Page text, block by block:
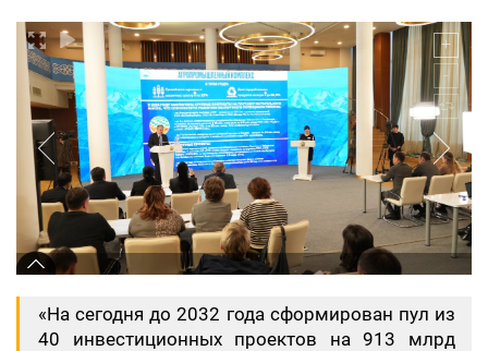
«На сегодня до 2032 года сформирован пул из
40 инвестиционных проектов на 913 млрд